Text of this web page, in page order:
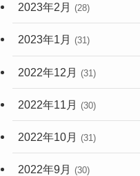
2023年2月 (28)
2023年1月 (31)
2022年12月 (31)
2022年11月 (30)
2022年10月 (31)
2022年9月 (30)